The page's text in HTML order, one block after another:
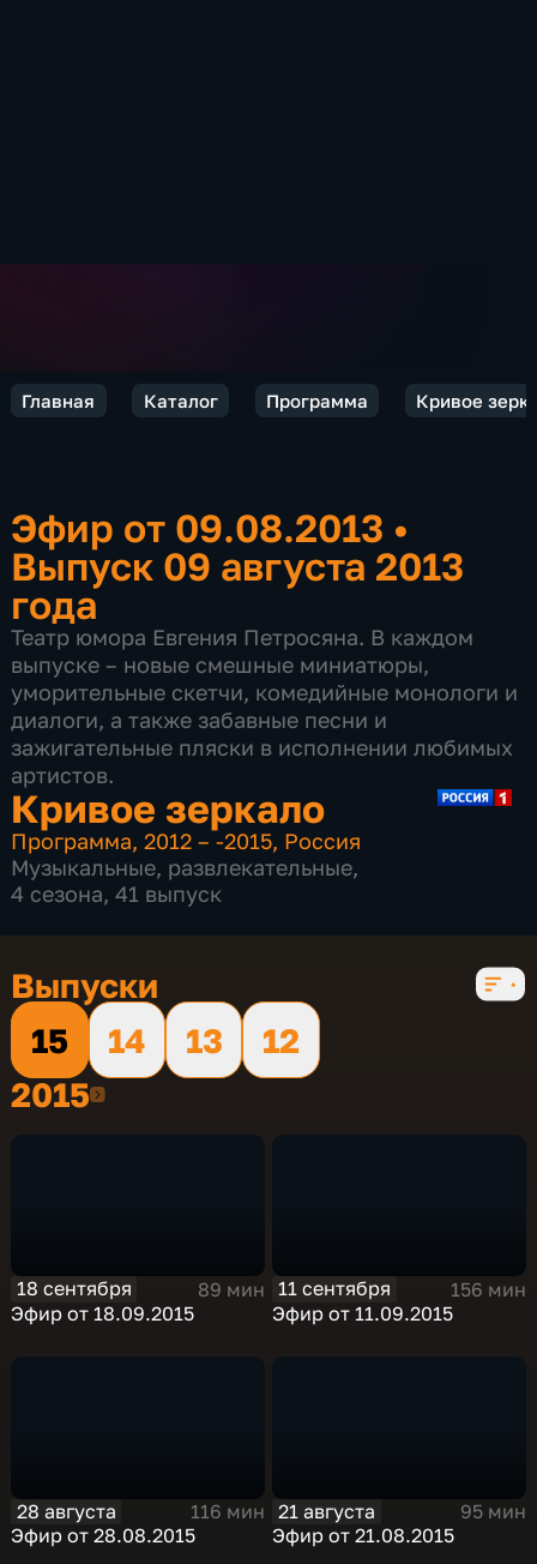
Главная Каталог Программа Кривое
Эфир от 09.08.2013 •
Выпуск 09 августа 2013
года
Театр юмора Евгения Петросяна. В каждом
выпуске – новые смешные миниатюры,
уморительные скетчи, комедийные монологи и
диалоги, а также забавные песни и
зажигательные пляски в исполнении любимых
артистов.
Кривое зеркало
Программа,2012 – -2015, Россия
Музыкальные, развлекательные,
4 сезона, 41 выпуск
Выпуски
15
14 13
12
20152015
18 сентября
89 мин
Эфир от 18.09.2015
11 сентября
156 мин
Эфир от 11.09.2015
28 августа
116 мин
Эфир от 28.08.2015
21 августа
95 мин
Эфир от 21.08.2015